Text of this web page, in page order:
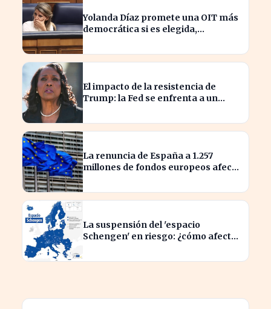
Yolanda Díaz promete una OIT más
democrática si es elegida,
El impacto de la resistencia de
Trump: la Fed se enfrenta a un
La renuncia de España a 1.257
millones de fondos europeos afecta
La suspensión del 'espacio
Schengen' en riesgo: ¿cómo afecta